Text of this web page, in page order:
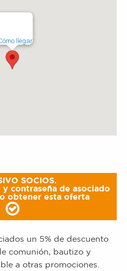
llegar
SOCIOS.
contraseña de asociado
obtener esta oferta
un 5% de descuento
comunión, bautizo y
a otras promociones.